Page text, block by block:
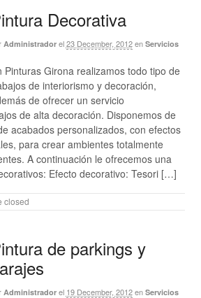
Decorativa
Administrador el 23 December, 2012 en Servicios
Pinturas Girona realizamos todo tipo de
de interiorismo y decoración,
de ofrecer un servicio
de alta decoración. Disponemos de
acabados personalizados, con efectos
para crear ambientes totalmente
A continuación le ofrecemos una
Efecto decorativo: Tesori […]
closed
de parkings y
Administrador el 19 December, 2012 en Servicios